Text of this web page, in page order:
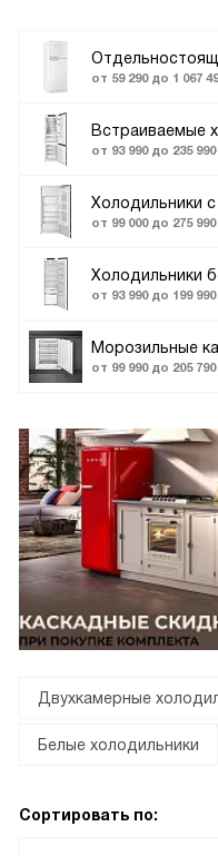
от 59 290 до 1 067
Встраиваемые
от 93 990 до 235 990
Холодильники
от 99 000 до 275 990
Холодильники
от 93 990 до 199 990
Морозильные
от 99 990 до 205 790
Двухкамерные
Белые холодильники
Сортировать по: